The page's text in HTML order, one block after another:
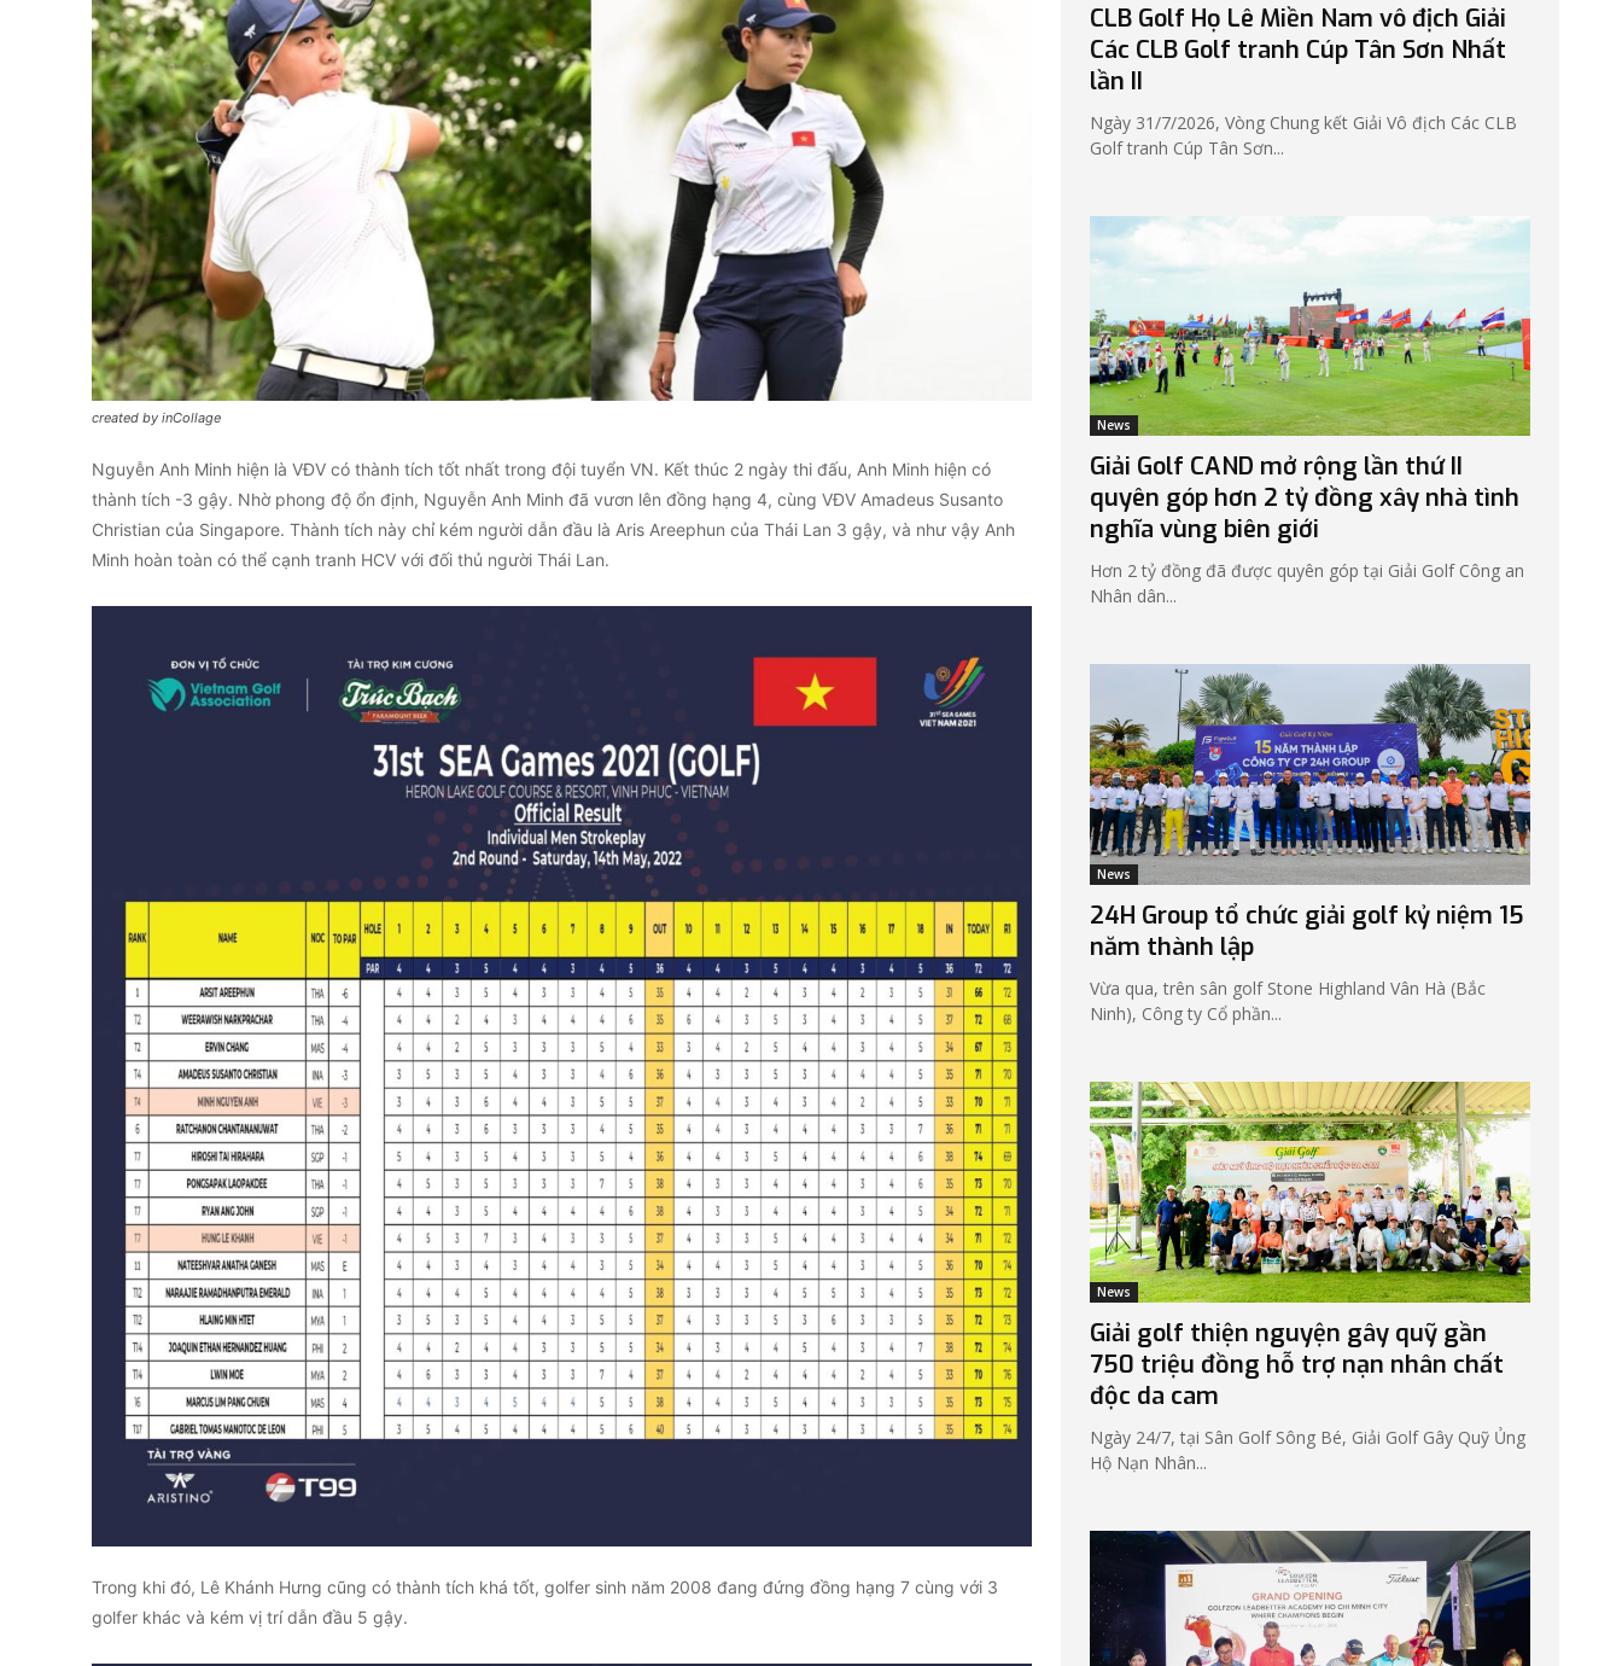
created by inCollage
Nguyễn Anh Minh hiện là VĐV có thành tích tốt nhất trong đội tuyển VN. Kết thúc 2 ngày thi đấu, Anh Minh hiện có
thành tích -3 gậy. Nhờ phong độ ổn định, Nguyễn Anh Minh đã vươn lên đồng hạng 4, cùng VĐV Amadeus Susanto
Christian của Singapore. Thành tích này chỉ kém người dẫn đầu là Aris Areephun của Thái Lan 3 gậy, và như vậy Anh
Minh hoàn toàn có thể cạnh tranh HCV với đối thủ người Thái Lan.
Trong khi đó, Lê Khánh Hưng cũng có thành tích khá tốt, golfer sinh năm 2008 đang đứng đồng hạng 7 cùng với 3
golfer khác và kém vị trí dẫn đầu 5 gậy.
CLB Golf Họ Lê Miền Nam vô địch Giải
Các CLB Golf tranh Cúp Tân Sơn Nhất
lần II
Ngày 31/7/2026, Vòng Chung kết Giải Vô địch Các CLB
Golf tranh Cúp Tân Sơn...
News
Giải Golf CAND mở rộng lần thứ II
quyên góp hơn 2 tỷ đồng xây nhà tình
nghĩa vùng biên giới
Hơn 2 tỷ đồng đã được quyên góp tại Giải Golf Công an
Nhân dân...
News
24H Group tổ chức giải golf kỷ niệm 15
năm thành lập
Vừa qua, trên sân golf Stone Highland Vân Hà (Bắc
Ninh), Công ty Cổ phần...
News
Giải golf thiện nguyện gây quỹ gần
750 triệu đồng hỗ trợ nạn nhân chất
độc da cam
Ngày 24/7, tại Sân Golf Sông Bé, Giải Golf Gây Quỹ Ủng
Hộ Nạn Nhân...